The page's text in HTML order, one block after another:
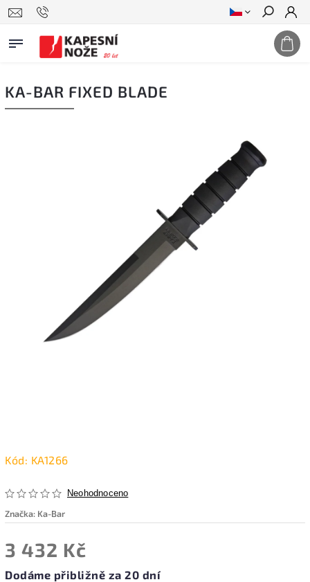
Hledat
KA-BAR FIXED BLADE
Kód: KA1266
Neohodnoceno
Značka: Ka-Bar
3 432 Kč
Dodáme přibližně za 20 dní